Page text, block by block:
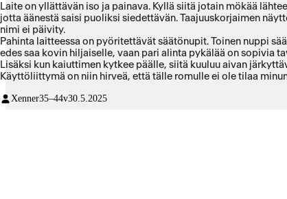
Laite on yllättävän iso ja painava. Kyllä siitä jotain mökää
jotta äänestä saisi puoliksi siedettävän. Taajuuskorjaimen
nimi ei päivity.
Pahinta laitteessa on pyöritettävät säätönupit. Toinen nuppi
edes saa kovin hiljaiselle, vaan pari alinta pykälää on sopivia
Lisäksi kun kaiuttimen kytkee päälle, siitä kuuluu aivan
Käyttöliittymä on niin hirveä, että tälle romulle ei ole tilaa
Xenner35–44v30.5.2025